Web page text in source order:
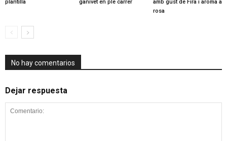
plantilla ganivet en ple carrer
amb gust de Fira i aroma a
rosa
No hay comentarios
Dejar respuesta